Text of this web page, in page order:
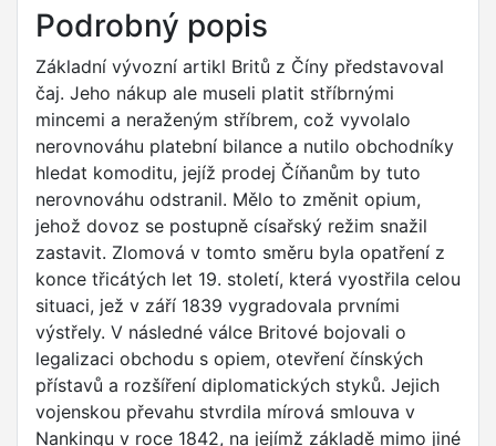
Podrobný popis
Základní vývozní artikl Britů z Číny představoval
čaj. Jeho nákup ale museli platit stříbrnými
mincemi a neraženým stříbrem, což vyvolalo
nerovnováhu platební bilance a nutilo obchodníky
hledat komoditu, jejíž prodej Číňanům by tuto
nerovnováhu odstranil. Mělo to změnit opium,
jehož dovoz se postupně císařský režim snažil
zastavit. Zlomová v tomto směru byla opatření z
konce třicátých let 19. století, která vyostřila celou
situaci, jež v září 1839 vygradovala prvními
výstřely. V následné válce Britové bojovali o
legalizaci obchodu s opiem, otevření čínských
přístavů a rozšíření diplomatických styků. Jejich
vojenskou převahu stvrdila mírová smlouva v
Nankingu v roce 1842, na jejímž základě mimo jiné